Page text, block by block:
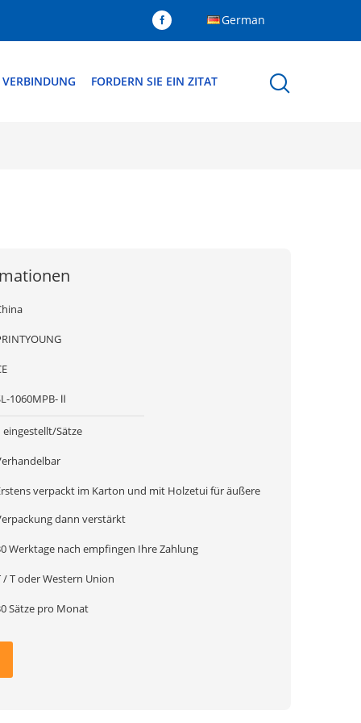
German
FORDERN SIE EIN ZITAT
1060MPB- Ⅱ
eingestellt/Sätze
verpackt im Karton und mit Holzetui für äußere
dann verstärkt
Werktage nach empfingen Ihre Zahlung
/ T oder Western Union
Sätze pro Monat